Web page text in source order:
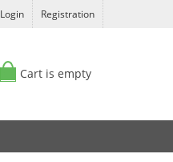
Login Registration
Cart is empty